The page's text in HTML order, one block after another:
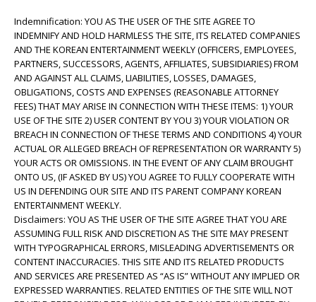
Indemnification: YOU AS THE USER OF THE SITE AGREE TO
INDEMNIFY AND HOLD HARMLESS THE SITE, ITS RELATED COMPANIES
AND THE KOREAN ENTERTAINMENT WEEKLY (OFFICERS, EMPLOYEES,
PARTNERS, SUCCESSORS, AGENTS, AFFILIATES, SUBSIDIARIES) FROM
AND AGAINST ALL CLAIMS, LIABILITIES, LOSSES, DAMAGES,
OBLIGATIONS, COSTS AND EXPENSES (REASONABLE ATTORNEY
FEES) THAT MAY ARISE IN CONNECTION WITH THESE ITEMS: 1) YOUR
USE OF THE SITE 2) USER CONTENT BY YOU 3) YOUR VIOLATION OR
BREACH IN CONNECTION OF THESE TERMS AND CONDITIONS 4) YOUR
ACTUAL OR ALLEGED BREACH OF REPRESENTATION OR WARRANTY 5)
YOUR ACTS OR OMISSIONS. IN THE EVENT OF ANY CLAIM BROUGHT
ONTO US, (IF ASKED BY US) YOU AGREE TO FULLY COOPERATE WITH
US IN DEFENDING OUR SITE AND ITS PARENT COMPANY KOREAN
ENTERTAINMENT WEEKLY.
Disclaimers: YOU AS THE USER OF THE SITE AGREE THAT YOU ARE
ASSUMING FULL RISK AND DISCRETION AS THE SITE MAY PRESENT
WITH TYPOGRAPHICAL ERRORS, MISLEADING ADVERTISEMENTS OR
CONTENT INACCURACIES. THIS SITE AND ITS RELATED PRODUCTS
AND SERVICES ARE PRESENTED AS “AS IS” WITHOUT ANY IMPLIED OR
EXPRESSED WARRANTIES. RELATED ENTITIES OF THE SITE WILL NOT